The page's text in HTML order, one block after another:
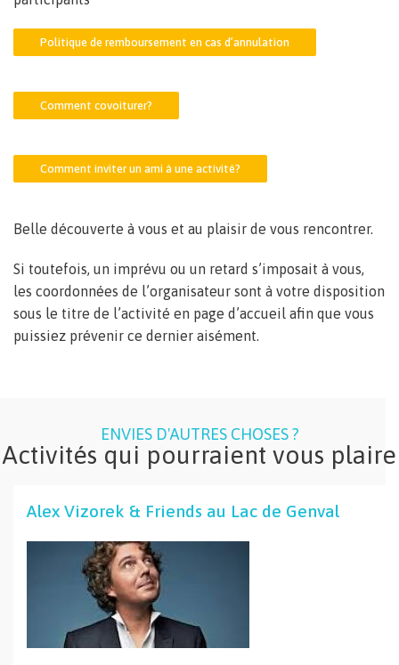
Politique de remboursement en cas d’annulation
Comment covoiturer?
Comment inviter un ami à une activité?
Belle découverte à vous et au plaisir de vous rencontrer.
Si toutefois, un imprévu ou un retard s’imposait à vous,
les coordonnées de l’organisateur sont à votre disposition
sous le titre de l’activité en page d’accueil afin que vous
puissiez prévenir ce dernier aisément.
ENVIES D'AUTRES CHOSES ?
Activités qui pourraient vous plaire
Alex Vizorek & Friends au Lac de Genval